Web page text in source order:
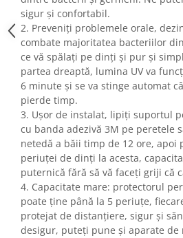
Ceasuri dama
Cutii, curele si accesorii ceasuri
Genti si accesorii barbati
Genti si accesorii femei
Imbracaminte barbati
Imbracaminte femei
Imbracaminte si Incaltaminte copii
Incaltaminte barbati
Incaltaminte femei
Ochelari de soare
Ochelari de vedere
Gaming, Carti & Birotica
Birotica & Papetarie
sigur și confortabil.
2. Preveniți problemele orale,
combate majoritatea bacteriilor
ce vă spălați pe dinți și pur și
partea dreaptă, lumina UV va
6 minute și se va stinge automat
pierde timp.
3. Ușor de instalat, lipiți suportul
cu banda adezivă 3M pe peretele
netedă a băii timp de 12 ore, apoi
periuței de dinți la acesta,
puternică fără să vă faceți griji că
4. Capacitate mare: protectorul
poate ține până la 5 periuțe,
protejat de distanțiere, sigur și
desigur, puteți pune și aparate de